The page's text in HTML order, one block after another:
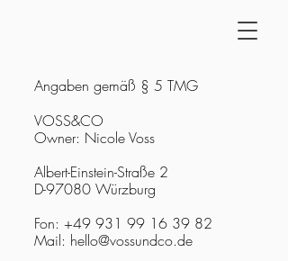
Angaben gemäß § 5 TMG
VOSS&CO
Owner: Nicole Voss
Albert-Einstein-Straße 2
D-97080 Würzburg
Fon: +49 931 99 16 39 82
Mail: hello@vossundco.de